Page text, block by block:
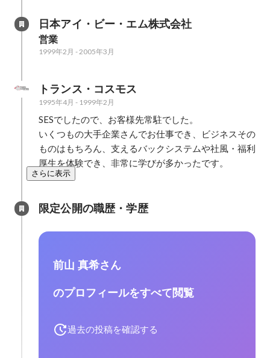
日本アイ・ビー・エム株式会社
営業
1999年2月 -2005年3月
トランス・コスモス
1995年4月 - 1999年2月
SESでしたので、お客様先常駐でした。
いくつもの大手企業さんでお仕事でき、ビジネスその
ものはもちろん、支えるバックシステムや社風・福利
厚生を体験でき、非常に学びが多かったです。
さらに表示
限定公開の職歴・学歴
前山 真希さん
のプロフィールをすべて閲覧
過去の投稿を確認する